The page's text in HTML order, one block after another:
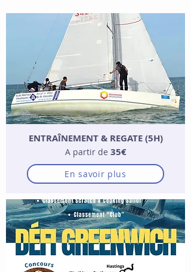
ENTRAÎNEMENT & REGATE (5H)
A partir de 35€
En savoir plus